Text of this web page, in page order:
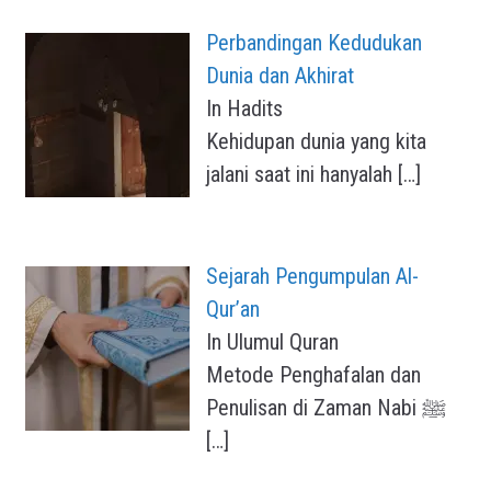
Perbandingan Kedudukan
Dunia dan Akhirat
In Hadits
Kehidupan dunia yang kita
jalani saat ini hanyalah […]
Sejarah Pengumpulan Al-
Qur’an
In Ulumul Quran
Metode Penghafalan dan
Penulisan di Zaman Nabi ﷺ
[…]